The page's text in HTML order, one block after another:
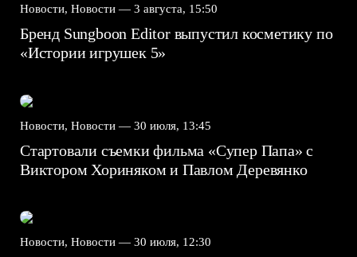
Новости, Новости — 3 августа, 15:50
Бренд Sungboon Editor выпустил косметику по
«Истории игрушек 5»
Новости, Новости — 30 июля, 13:45
Стартовали съемки фильма «Супер Папа» с
Виктором Хориняком и Павлом Деревянко
Новости, Новости — 30 июля, 12:30